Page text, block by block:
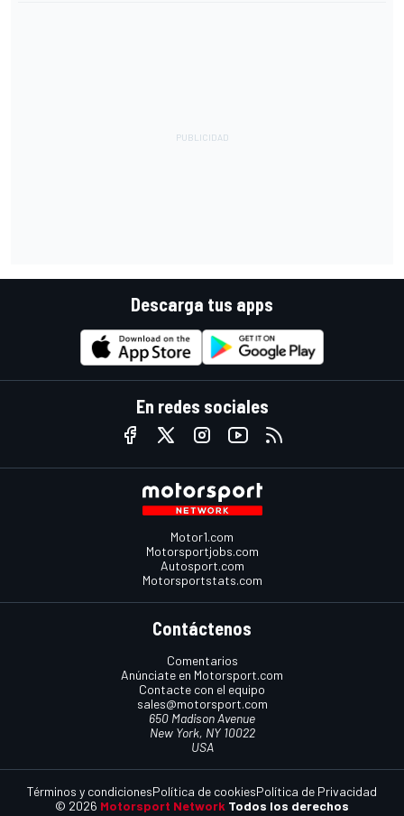
Descarga tus apps
En redes sociales
Motor1.com
Motorsportjobs.com
Autosport.com
Motorsportstats.com
Contáctenos
Comentarios
Anúnciate en Motorsport.com
Contacte con el equipo
sales@motorsport.com
650 Madison Avenue
New York, NY 10022
USA
© 2026 Motorsport Network Todos los derechos
Términos y condicionesPolítica de cookiesPolítica de Privacidad